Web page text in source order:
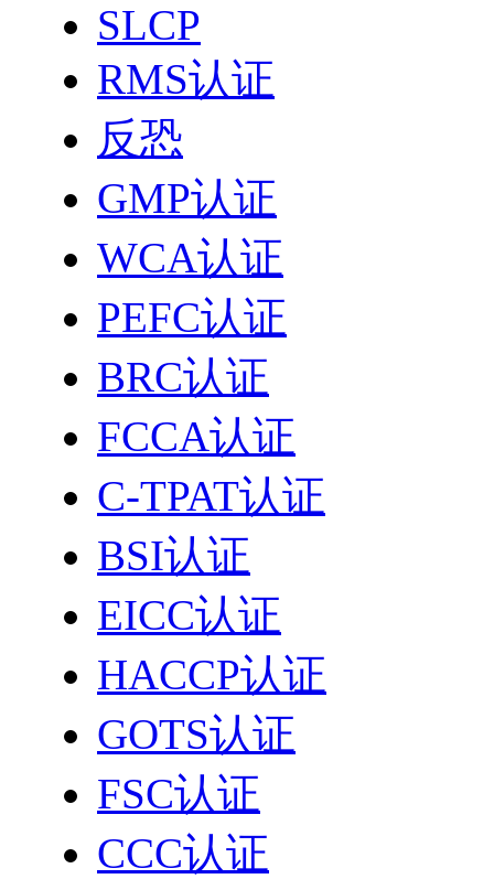
SLCP
RMS认证
反恐
GMP认证
WCA认证
PEFC认证
BRC认证
FCCA认证
C-TPAT认证
BSI认证
EICC认证
HACCP认证
GOTS认证
FSC认证
CCC认证